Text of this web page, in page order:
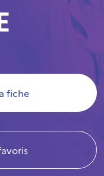
fiche